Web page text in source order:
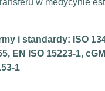
w medycynie
i standardy: ISO
EN ISO 15223-1,
1